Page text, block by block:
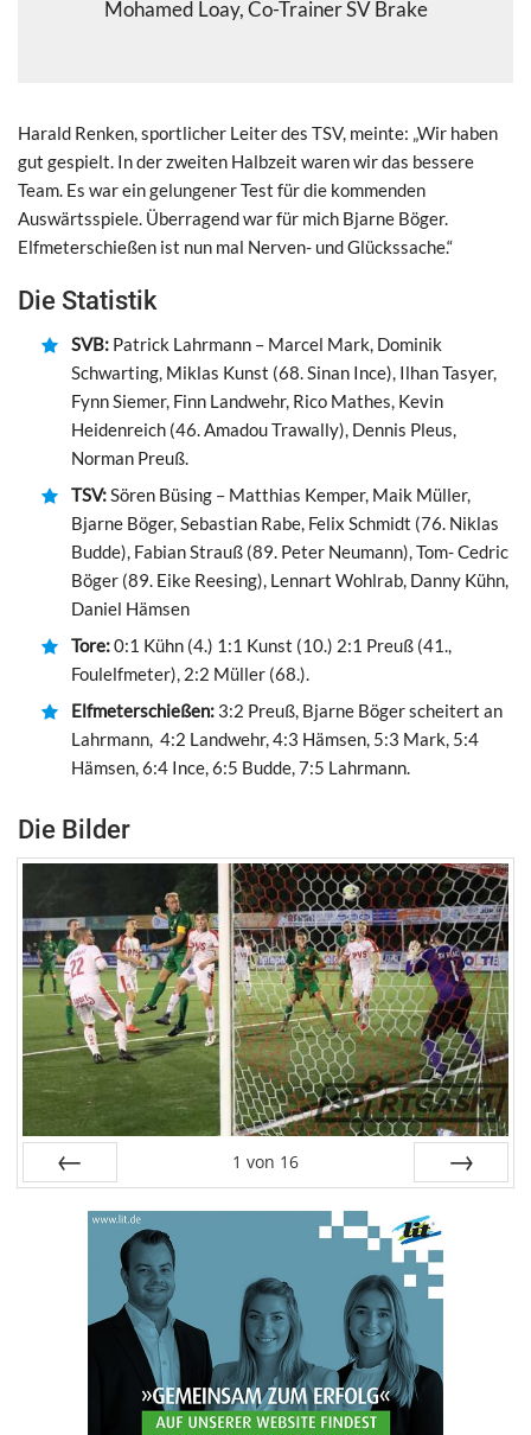
Mohamed Loay, Co-Trainer SV Brake
Harald Renken, sportlicher Leiter des TSV, meinte: „Wir haben
gut gespielt. In der zweiten Halbzeit waren wir das bessere
Team. Es war ein gelungener Test für die kommenden
Auswärtsspiele. Überragend war für mich Bjarne Böger.
Elfmeterschießen ist nun mal Nerven- und Glückssache.“
Die Statistik
SVB: Patrick Lahrmann – Marcel Mark, Dominik
Schwarting, Miklas Kunst (68. Sinan Ince), Ilhan Tasyer,
Fynn Siemer, Finn Landwehr, Rico Mathes, Kevin
Heidenreich (46. Amadou Trawally), Dennis Pleus,
Norman Preuß.
TSV:Sören Büsing – Matthias Kemper, Maik Müller,
Bjarne Böger, Sebastian Rabe, Felix Schmidt (76. Niklas
Budde), Fabian Strauß (89. Peter Neumann), Tom- Cedric
Böger (89. Eike Reesing), Lennart Wohlrab, Danny Kühn,
Daniel Hämsen
Tore:0:1 Kühn (4.) 1:1 Kunst (10.) 2:1 Preuß (41.,
Foulelfmeter), 2:2 Müller (68.).
Elfmeterschießen: 3:2 Preuß, Bjarne Böger scheitert an
Lahrmann, 4:2 Landwehr, 4:3 Hämsen, 5:3 Mark, 5:4
Hämsen, 6:4 Ince, 6:5 Budde, 7:5 Lahrmann.
Die Bilder
1 von 16